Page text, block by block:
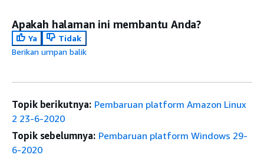
Apakah halaman ini membantu Anda?
Ya
Tidak
Berikan umpan balik
Topik berikutnya: Pembaruan platform Amazon Linux
2 23-6-2020
Topik sebelumnya: Pembaruan platform Windows 29-
6-2020